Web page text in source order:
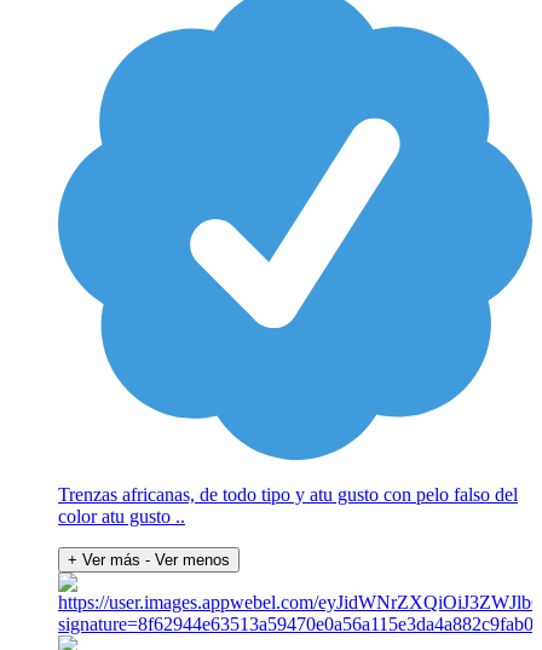
Trenzas africanas, de todo tipo y atu gusto con pelo falso del
color atu gusto ..
+ Ver más - Ver menos